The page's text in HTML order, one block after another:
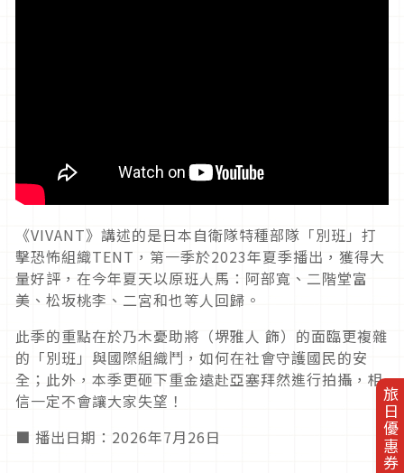
旅日優惠券
《VIVANT》講述的是日本自衛隊特種部隊「別班」打
擊恐怖組織TENT，第一季於2023年夏季播出，獲得大
量好評，在今年夏天以原班人馬：阿部寬、二階堂富
美、松坂桃李、二宮和也等人回歸。
此季的重點在於乃木憂助將（堺雅人 飾）的面臨更複雜
的「別班」與國際組織鬥，如何在社會守護國民的安
全；此外，本季更砸下重金遠赴亞塞拜然進行拍攝，相
信一定不會讓大家失望！
■ 播出日期：2026年7月26日